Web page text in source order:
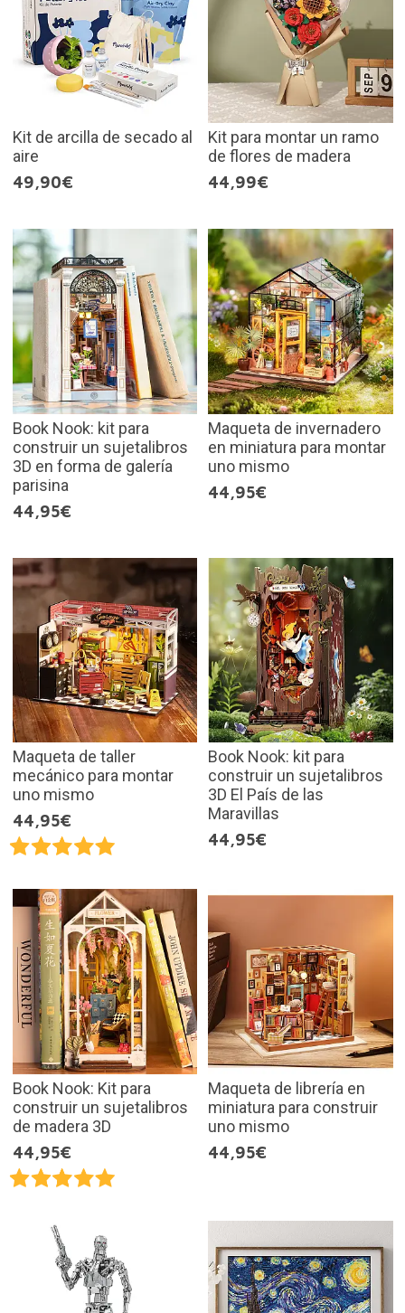
Kit de arcilla de secado al
aire
49,90€
Kit para montar un ramo
de flores de madera
44,99€
Book Nook: kit para
construir un sujetalibros
3D en forma de galería
parisina
44,95€
Maqueta de invernadero
en miniatura para montar
uno mismo
44,95€
Maqueta de taller
mecánico para montar
uno mismo
44,95€
Book Nook: kit para
construir un sujetalibros
3D El País de las
Maravillas
44,95€
Book Nook: Kit para
construir un sujetalibros
de madera 3D
44,95€
Maqueta de librería en
miniatura para construir
uno mismo
44,95€